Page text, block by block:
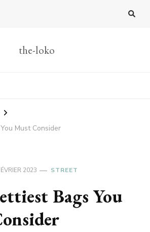
the-loko
Must Consider
2023 STREET
Bags You